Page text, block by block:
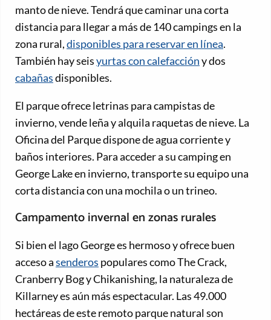
manto de nieve. Tendrá que caminar una corta
distancia para llegar a más de 140 campings en la
zona rural,disponibles para reservar en línea.
También hay seisyurtas con calefaccióny dos
cabañasdisponibles.
El parque ofrece letrinas para campistas de
invierno, vende leña y alquila raquetas de nieve. La
Oficina del Parque dispone de agua corriente y
baños interiores. Para acceder a su camping en
George Lake en invierno, transporte su equipo una
corta distancia con una mochila o un trineo.
Campamento invernal en zonas rurales
Si bien el lago George es hermoso y ofrece buen
acceso asenderos populares como The Crack,
Cranberry Bog y Chikanishing, la naturaleza de
Killarney es aún más espectacular. Las 49.000
hectáreas de este remoto parque natural son